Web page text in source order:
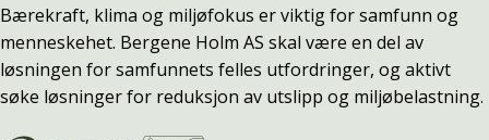
Bærekraft, klima og miljøfokus er viktig for samfunn og
menneskehet. Bergene Holm AS skal være en del av
løsningen for samfunnets felles utfordringer, og aktivt
søke løsninger for reduksjon av utslipp og miljøbelastning.